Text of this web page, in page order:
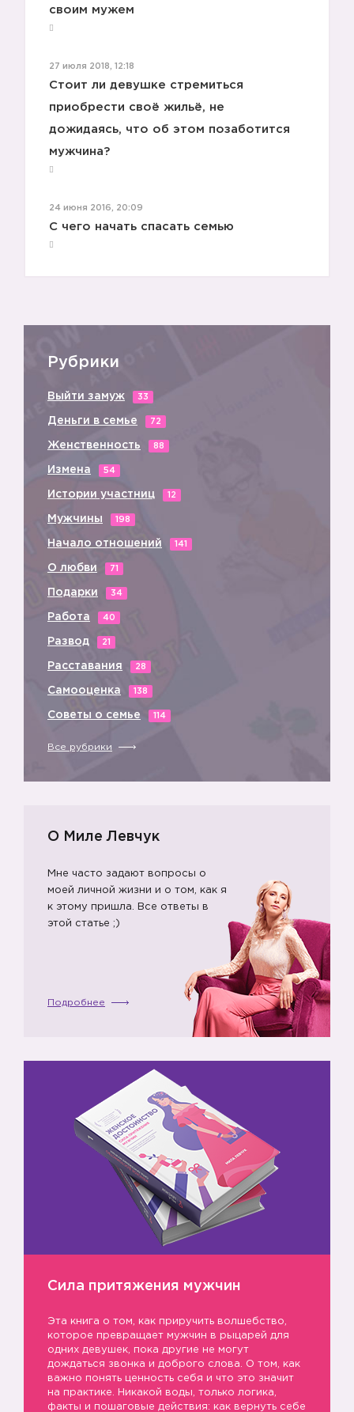
своим мужем
27 июля 2018, 12:18
Стоит ли девушке стремиться
приобрести своё жильё, не
дожидаясь, что об этом позаботится
мужчина?
24 июня 2016, 20:09
С чего начать спасать семью
Рубрики
Выйти замуж 33
Деньги в семье 72
Женственность 88
Измена 54
Истории участниц 12
Мужчины 198
Начало отношений 141
О любви 71
Подарки 34
Работа 40
Развод 21
Расставания 28
Самооценка 138
Советы о семье 114
Все рубрики
О Миле Левчук
Мне часто задают вопросы о
моей личной жизни и о том, как я
к этому пришла. Все ответы в
этой статье ;)
Подробнее
Сила притяжения мужчин
Эта книга о том, как приручить волшебство,
которое превращает мужчин в рыцарей для
одних девушек, пока другие не могут
дождаться звонка и доброго слова. О том, как
важно понять ценность себя и что это значит
на практике. Никакой воды, только логика,
факты и пошаговые действия: как вернуть себе